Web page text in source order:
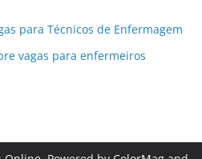
para Técnicos de Enfermagem
vagas para enfermeiros